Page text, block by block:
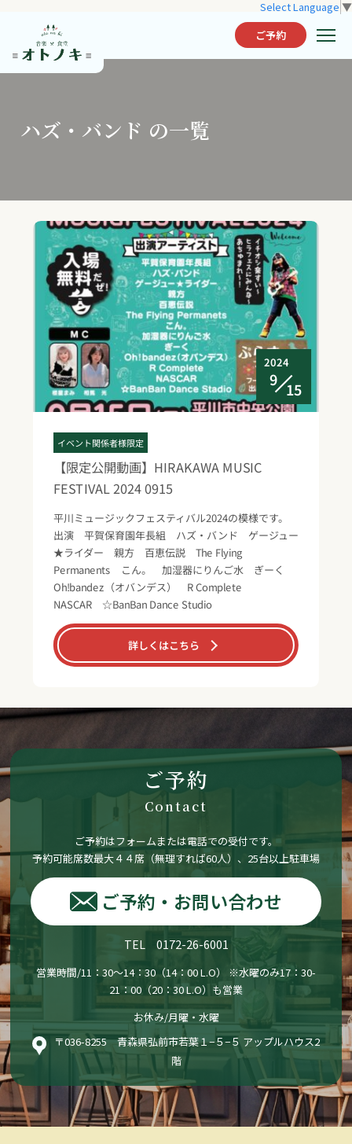
Select Language ▼
ご予約
ハズ・バンド の一覧
2024
9
15
イベント関係者様限定
【限定公開動画】HIRAKAWA MUSIC
FESTIVAL 2024 0915
平川ミュージックフェスティバル2024の模様です。
出演 平賀保育園年長組 ハズ・バンド ゲージュー
★ライダー 親方 百恵伝説 The Flying
Permanents こん。 加湿器にりんご水 ぎーく
Oh!bandez（オバンデス） R Complete
NASCAR ☆BanBan Dance Studio
詳しくはこちら
ご予約
Contact
ご予約はフォームまたは電話での受付です。
予約可能席数最大４４席（無理すれば60人）、25台以上駐車場
ご予約・お問い合わせ
TEL 0172-26-6001
営業時間/11：30〜14：30（14：00 L.O） ※水曜のみ17：30-
21：00（20：30 L.O）も営業
お休み/月曜・水曜
〒036-8255 青森県弘前市若葉１−５−５ アップルハウス2
階